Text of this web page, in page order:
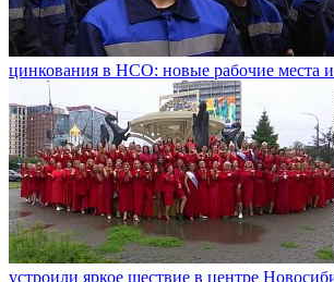
цинкования в НСО: новые рабочие места
устроили яркое шествие в центре